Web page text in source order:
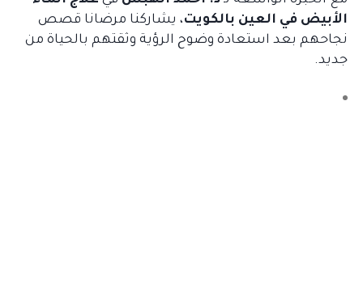
الأبيض في العين بالكويت، يشاركنا مرضانا قصص
نجاحهم بعد استعادة وضوح الرؤية وثقتهم بالحياة من
جديد.